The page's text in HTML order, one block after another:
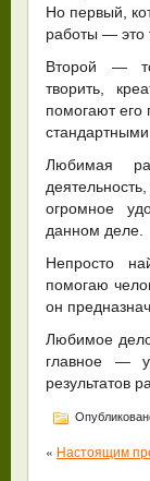
Но первый,
работы — это
Второй —
творить,
помогают его
Любимая
огромное
данном деле.
Непросто
помогаю
он
Любимое
главное —
результатов
« Настоящим